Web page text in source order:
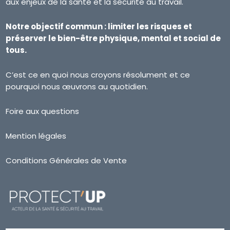
Notre objectif commun : limiter les risques et
préserver le bien-être physique, mental et social de
tous.
C’est ce en quoi nous croyons résolument et ce
pourquoi nous œuvrons au quotidien.
Foire aux questions
Mention légales
Conditions Générales de Vente